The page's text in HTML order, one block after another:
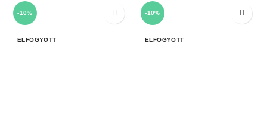
-10%
ELFOGYOTT
-10%
ELFOGYOTT